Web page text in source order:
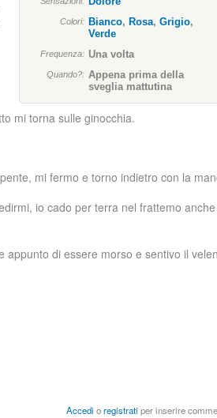
Colori: Bianco, Rosa, Grigio,
Verde
Frequenza: Una volta
Quando?: Appena prima della
sveglia mattutina
mi torna sulle ginocchia.
mi fermo e torno indietro con la
io cado per terra nel frattemo anche
appunto di essere morso e sentivo il
Accedi oregistrati per inserire